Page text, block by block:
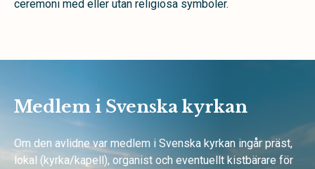
ceremoni med eller utan religiösa symboler.
Medlem i Svenska kyrkan
Om den avlidne var medlem i Svenska kyrkan ingår präst,
lokal (kyrka/kapell), organist och eventuellt kistbärare för